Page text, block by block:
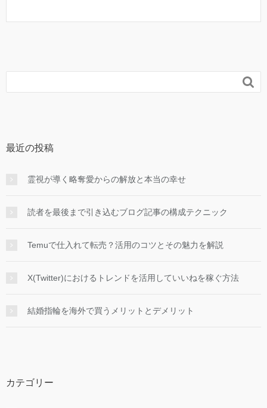

最近の投稿
霊視が導く略奪愛からの解放と本当の幸せ
読者を最後まで引き込むブログ記事の構成テクニック
Temuで仕入れて転売？活用のコツとその魅力を解説
X(Twitter)におけるトレンドを活用していいねを稼ぐ方法
結婚指輪を海外で買うメリットとデメリット
カテゴリー